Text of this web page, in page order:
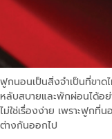
ฟูกนอนเป็นสิ่งจำเป็นที่ขาด
หลับสบายและพักผ่อนได้อ
ไม่ใช่เรื่องง่าย เพราะฟูก
ต่างกันออกไป